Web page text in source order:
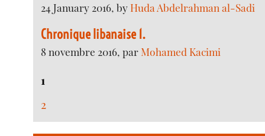
24 January 2016, byHuda Abdelrahman al-Sadi
Chronique libanaise 1.
8 novembre 2016, parMohamed Kacimi
1
2